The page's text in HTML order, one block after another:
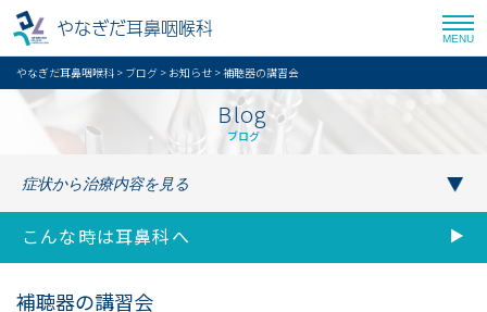
やなぎだ耳鼻咽喉科 MENU
やなぎだ耳鼻咽喉科 > ブログ > お知らせ >補聴器の講習会
Blog
ブログ
こんな時は耳鼻科へ
補聴器の講習会